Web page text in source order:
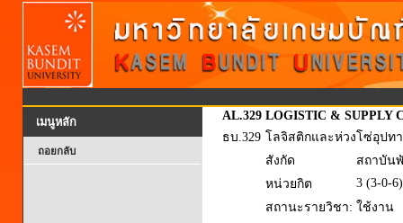
เมนูหลัก
ถอยกลับ
AL.329 LOGISTIC & SUPPLY
ธบ.329 โลจิสติกและห่วงโซ่อุปท
สังกัด
สถาบัน
หน่วยกิต
3 (3-0-6)
สถานะรายวิชา: ใช้งาน